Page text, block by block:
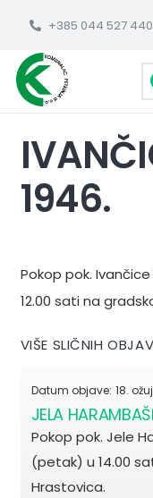
+385 044 527 440
1946.
Pokop pok. Ivančice
12.00 sati na
VIŠE SLIČNIH
Datum objave: 18.
JELA
Pokop pok. Jele
(petak) u 14.00
Hrastovica.